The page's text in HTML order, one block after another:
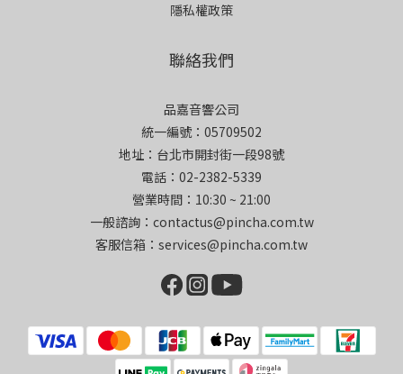
隱私權政策
聯絡我們
品嘉音響公司
統一編號：05709502
地址：台北市開封街一段98號
電話：02-2382-5339
營業時間：10:30 ~ 21:00
一般諮詢：contactus@pincha.com.tw
客服信箱：services@pincha.com.tw